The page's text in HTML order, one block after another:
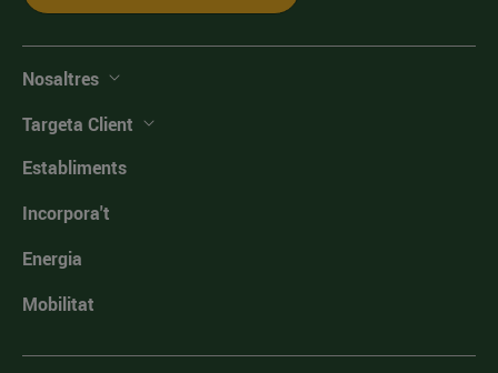
Nosaltres
Targeta Client
Establiments
Incorpora't
Energia
Mobilitat